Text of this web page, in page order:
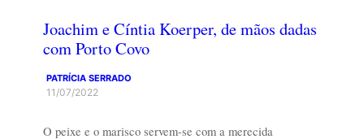
Joachim e Cíntia Koerper, de mãos dadas
com Porto Covo
PATRÍCIA SERRADO
11/07/2022
O peixe e o marisco servem-se com a merecida